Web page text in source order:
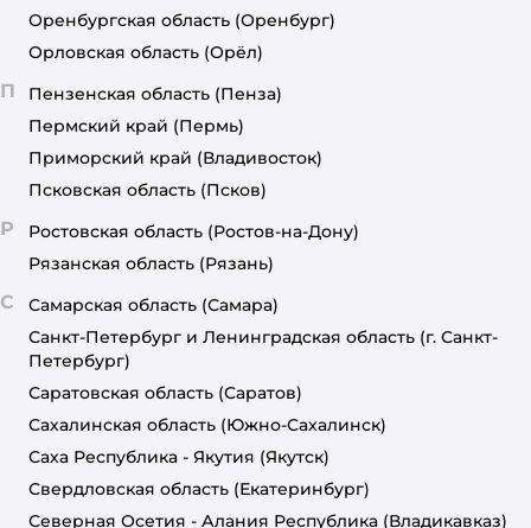
Оренбургская область (Оренбург)
Орловская область (Орёл)
П Пензенская область (Пенза)
Пермский край (Пермь)
Приморский край (Владивосток)
Псковская область (Псков)
Р Ростовская область (Ростов-на-Дону)
Рязанская область (Рязань)
С Самарская область (Самара)
Санкт-Петербург и Ленинградская область (г. Санкт-
Петербург)
Саратовская область (Саратов)
Сахалинская область (Южно-Сахалинск)
Саха Республика - Якутия (Якутск)
Свердловская область (Екатеринбург)
Северная Осетия - Алания Республика (Владикавказ)